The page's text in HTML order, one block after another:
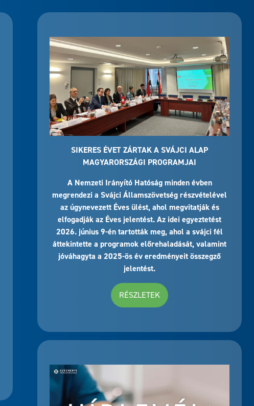
SIKERES ÉVET ZÁRTAK A SVÁJCI ALAP
MAGYARORSZÁGI PROGRAMJAI
A Nemzeti Irányító Hatóság minden évben
megrendezi a Svájci Államszövetség részvételével
az úgynevezett Éves ülést, ahol megvitatják és
elfogadják az Éves jelentést. Az idei egyeztetést
2026. június 9-én tartották meg, ahol a svájci fél
áttekintette a programok előrehaladását, valamint
jóváhagyta a 2025-ös év eredményeit összegző
jelentést.
RÉSZLETEK